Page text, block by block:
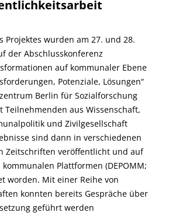
Projektes wurden am 27. und 28.
der Abschlusskonferenz
auf kommunaler Ebene
Potenziale, Lösungen“
Berlin für Sozialforschung
aus Wissenschaft,
und Zivilgesellschaft
sind dann in verschiedenen
Zeitschriften veröffentlicht und auf
Plattformen (DEPOMM;
worden. Mit einer Reihe von
konnten bereits Gespräche über
geführt werden